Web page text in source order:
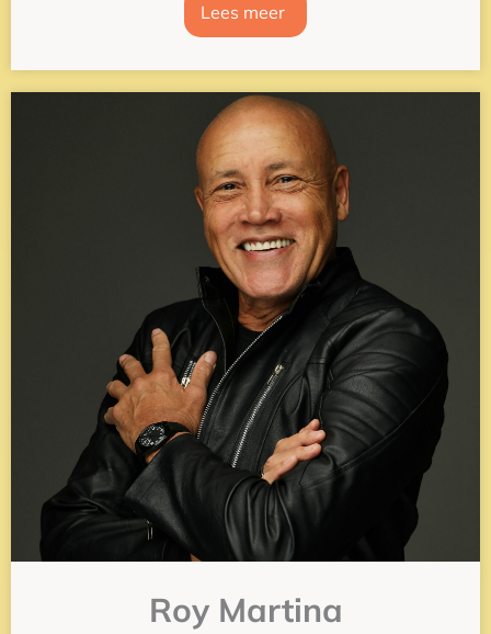
Lees meer
Roy Martina